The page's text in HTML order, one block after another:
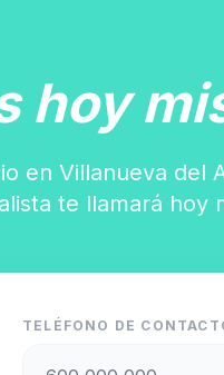
hoy
en Villanueva del
te llamará hoy
TELÉFONO DE